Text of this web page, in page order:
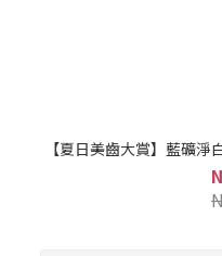
【夏日美齒大賞】藍礦